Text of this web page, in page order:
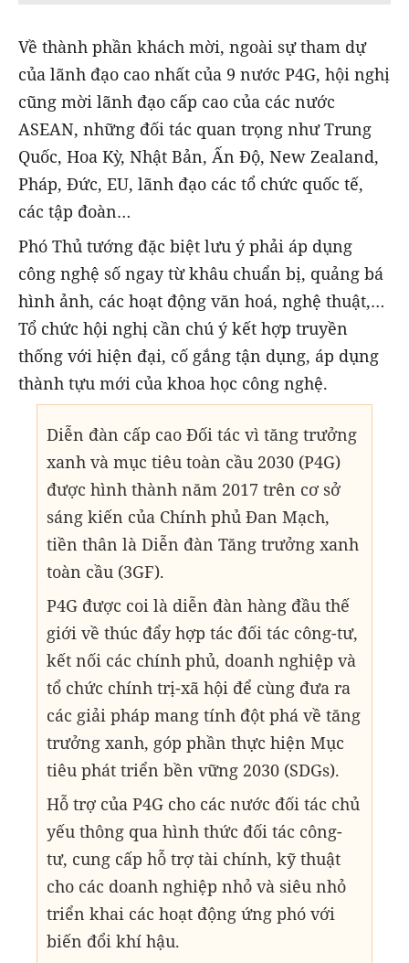
Về thành phần khách mời, ngoài sự tham dự
của lãnh đạo cao nhất của 9 nước P4G, hội nghị
cũng mời lãnh đạo cấp cao của các nước
ASEAN, những đối tác quan trọng như Trung
Quốc, Hoa Kỳ, Nhật Bản, Ấn Độ, New Zealand,
Pháp, Đức, EU, lãnh đạo các tổ chức quốc tế,
các tập đoàn…
Phó Thủ tướng đặc biệt lưu ý phải áp dụng
công nghệ số ngay từ khâu chuẩn bị, quảng bá
hình ảnh, các hoạt động văn hoá, nghệ thuật,…
Tổ chức hội nghị cần chú ý kết hợp truyền
thống với hiện đại, cố gắng tận dụng, áp dụng
thành tựu mới của khoa học công nghệ.
Diễn đàn cấp cao Đối tác vì tăng trưởng
xanh và mục tiêu toàn cầu 2030 (P4G)
được hình thành năm 2017 trên cơ sở
sáng kiến của Chính phủ Đan Mạch,
tiền thân là Diễn đàn Tăng trưởng xanh
toàn cầu (3GF).
P4G được coi là diễn đàn hàng đầu thế
giới về thúc đẩy hợp tác đối tác công-tư,
kết nối các chính phủ, doanh nghiệp và
tổ chức chính trị-xã hội để cùng đưa ra
các giải pháp mang tính đột phá về tăng
trưởng xanh, góp phần thực hiện Mục
tiêu phát triển bền vững 2030 (SDGs).
Hỗ trợ của P4G cho các nước đối tác chủ
yếu thông qua hình thức đối tác công-
tư, cung cấp hỗ trợ tài chính, kỹ thuật
cho các doanh nghiệp nhỏ và siêu nhỏ
triển khai các hoạt động ứng phó với
biến đổi khí hậu.